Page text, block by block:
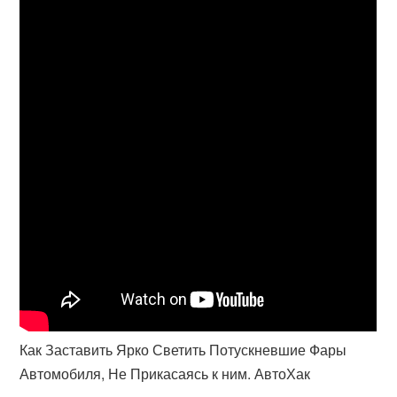
Как Заставить Ярко Светить Потускневшие Фары
Автомобиля, Не Прикасаясь к ним. АвтоХак